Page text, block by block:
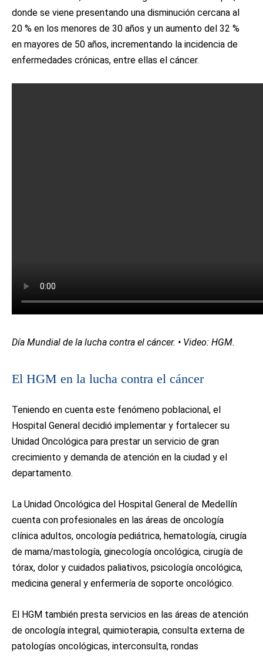
donde se viene presentando una disminución cercana al
20 % en los menores de 30 años y un aumento del 32 %
en mayores de 50 años, incrementando la incidencia de
enfermedades crónicas, entre ellas el cáncer.
Día Mundial de la lucha contra el cáncer. • Video: HGM.
El HGM en la lucha contra el cáncer
Teniendo en cuenta este fenómeno poblacional, el
Hospital General decidió implementar y fortalecer su
Unidad Oncológica para prestar un servicio de gran
crecimiento y demanda de atención en la ciudad y el
departamento.
La Unidad Oncológica del Hospital General de Medellín
cuenta con profesionales en las áreas de oncología
clínica adultos, oncología pediátrica, hematología, cirugía
de mama/mastología, ginecología oncológica, cirugía de
tórax, dolor y cuidados paliativos, psicología oncológica,
medicina general y enfermería de soporte oncológico.
El HGM también presta servicios en las áreas de atención
de oncología integral, quimioterapia, consulta externa de
patologías oncológicas, interconsulta, rondas